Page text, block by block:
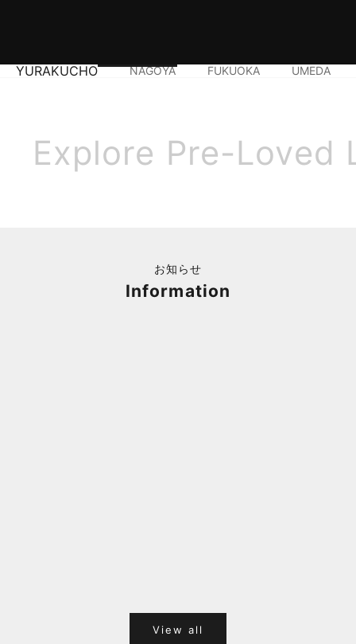
YURAKUCHO NAGOYA FUKUOKA UMEDA
Explore Pre-Loved
お知らせ
Information
View all